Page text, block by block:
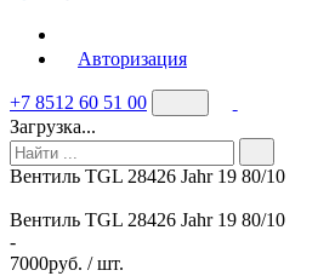
Авторизация
+7 8512 60 51 00
Загрузка...
Вентиль TGL 28426 Jahr 19 80/10
Вентиль TGL 28426 Jahr 19 80/10
-
7000руб. / шт.